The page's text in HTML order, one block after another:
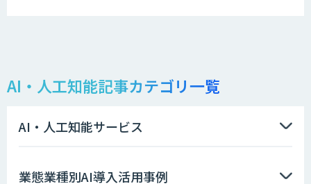
AI・人工知能記事カテゴリ一覧
AI・人工知能サービス
業態業種別AI導入活用事例